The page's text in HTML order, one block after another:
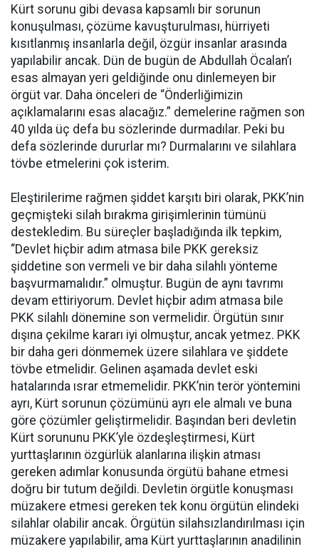
Kürt sorunu gibi devasa kapsamlı bir sorunun
konuşulması, çözüme kavuşturulması, hürriyeti
kısıtlanmış insanlarla değil, özgür insanlar arasında
yapılabilir ancak. Dün de bugün de Abdullah Öcalan’ı
esas almayan yeri geldiğinde onu dinlemeyen bir
örgüt var. Daha önceleri de “Önderliğimizin
açıklamalarını esas alacağız.” demelerine rağmen son
40 yılda üç defa bu sözlerinde durmadılar. Peki bu
defa sözlerinde dururlar mı? Durmalarını ve silahlara
tövbe etmelerini çok isterim.
Eleştirilerime rağmen şiddet karşıtı biri olarak, PKK’nin
geçmişteki silah bırakma girişimlerinin tümünü
destekledim. Bu süreçler başladığında ilk tepkim,
“Devlet hiçbir adım atmasa bile PKK gereksiz
şiddetine son vermeli ve bir daha silahlı yönteme
başvurmamalıdır.” olmuştur. Bugün de aynı tavrımı
devam ettiriyorum. Devlet hiçbir adım atmasa bile
PKK silahlı dönemine son vermelidir. Örgütün sınır
dışına çekilme kararı iyi olmuştur, ancak yetmez. PKK
bir daha geri dönmemek üzere silahlara ve şiddete
tövbe etmelidir. Gelinen aşamada devlet eski
hatalarında ısrar etmemelidir. PKK’nin terör yöntemini
ayrı, Kürt sorunun çözümünü ayrı ele almalı ve buna
göre çözümler geliştirmelidir. Başından beri devletin
Kürt sorununu PKK’yle özdeşleştirmesi, Kürt
yurttaşlarının özgürlük alanlarına ilişkin atması
gereken adımlar konusunda örgütü bahane etmesi
doğru bir tutum değildi. Devletin örgütle konuşması
müzakere etmesi gereken tek konu örgütün elindeki
silahlar olabilir ancak. Örgütün silahsızlandırılması için
müzakere yapılabilir, ama Kürt yurttaşlarının anadilinin